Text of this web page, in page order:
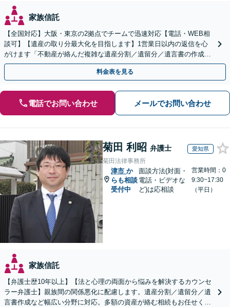
家族信託
【全国対応】大阪・東京の2拠点でチームで迅速対応【電話・WEB相
談可】【遺産の取り分最大化を目指します】1営業日以内の返信を心
がけます「不動産が絡んだ複雑な遺産分割／遺留分／遺言書の作成・
執行／事業承継など、お任せください」【休日相談あり】
料金表を見る
電話でお問い合わせ メールでお問い合わせ
菊田 利昭 弁護士 愛知県
菊田法律事務所
津市 か
らも相談
受付中
面談方法(対面・
電話・ビデオな
ど)は応相談
営業時間：0
9:30~17:30
（平日）
家族信託
【弁護士歴10年以上】【法と心理の両面から悩みを解決するカウンセ
ラー弁護士】親族間の関係悪化に配慮します。遺産分割／遺留分／遺
言書作成など幅広い分野に対応。多額の資産が絡む相続もお任せくだ